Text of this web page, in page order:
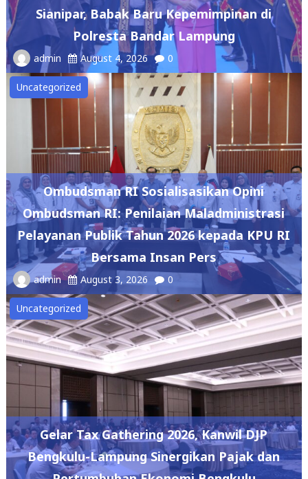
Sianipar, Babak Baru Kepemimpinan di
Polresta Bandar Lampung
admin August 4, 2026 0
Uncategorized
Ombudsman RI Sosialisasikan Opini
Ombudsman RI: Penilaian Maladministrasi
Pelayanan Publik Tahun 2026 kepada KPU RI
Bersama Insan Pers
admin August 3, 2026 0
Uncategorized
Gelar Tax Gathering 2026, Kanwil DJP
Bengkulu-Lampung Sinergikan Pajak dan